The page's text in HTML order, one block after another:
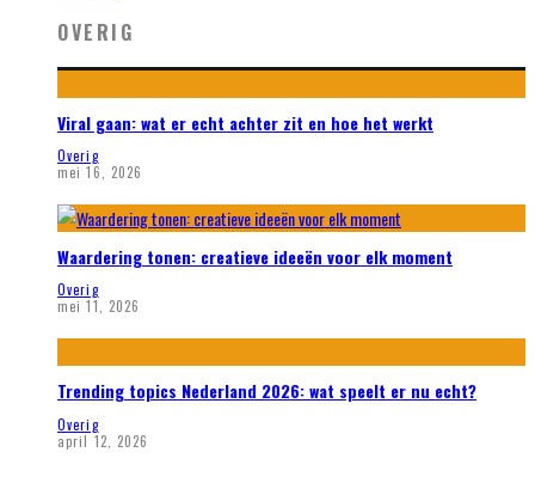
OVERIG
Viral gaan: wat er echt achter zit en hoe het werkt
Overig
mei 16, 2026
Waardering tonen: creatieve ideeën voor elk moment
Overig
mei 11, 2026
Trending topics Nederland 2026: wat speelt er nu echt?
Overig
april 12, 2026